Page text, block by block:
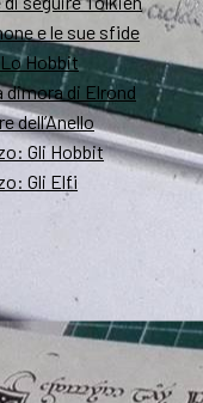
e le sue sfide
Hobbit
dimora di Elrond
dell’Anello
Gli Hobbit
Gli Elfi